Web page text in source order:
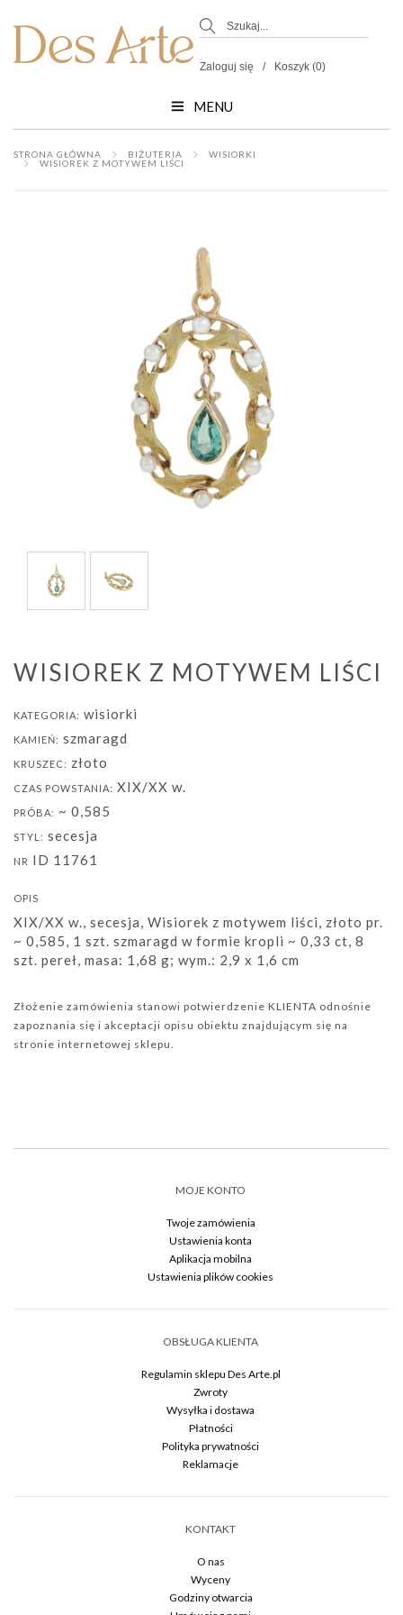
Zaloguj się Koszyk (0)
MENU
STRONA GŁÓWNA BIŻUTERIA
WISIORKI
WISIOREK Z MOTYWEM LIŚCI
WISIOREK Z MOTYWEM LIŚCI
KATEGORIA: wisiorki
KAMIEŃ: szmaragd
KRUSZEC: złoto
CZAS POWSTANIA: XIX/XX w.
PRÓBA: ~ 0,585
STYL: secesja
NR ID 11761
OPIS
XIX/XX w., secesja, Wisiorek z motywem liści, złoto pr.
~ 0,585, 1 szt. szmaragd w formie kropli ~ 0,33 ct, 8
szt. pereł, masa: 1,68 g; wym.: 2,9 x 1,6 cm
Złożenie zamówienia stanowi potwierdzenie KLIENTA odnośnie
zapoznania się i akceptacji opisu obiektu znajdującym się na
stronie internetowej sklepu.
MOJE KONTO
Twoje zamówienia
Ustawienia konta
Aplikacja mobilna
Ustawienia plików cookies
OBSŁUGA KLIENTA
Regulamin sklepu Des Arte.pl
Zwroty
Wysyłka i dostawa
Płatności
Polityka prywatności
Reklamacje
KONTAKT
O nas
Wyceny
Godziny otwarcia